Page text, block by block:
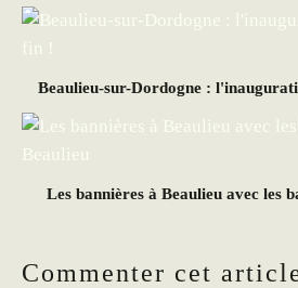
Beaulieu-sur-Dordogne :
Les bannières à Beaulieu avec les
Commenter cet